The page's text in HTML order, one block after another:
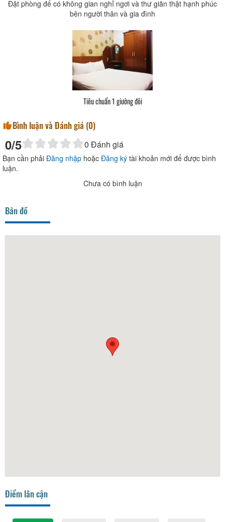
Đặt phòng để có không gian nghỉ ngơi và thư giãn thật hạnh phúc
bên người thân và gia đình
Tiêu chuẩn 1 giường đôi
Bình luận và Đánh giá (0)
0/5 0 Đánh giá
Bạn cần phải Đăng nhập hoặc Đăng ký tài khoản mới để được bình
luận.
Chưa có bình luận
Bản đồ
Điểm lân cận